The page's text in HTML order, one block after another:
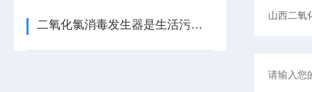
二氧化氯消毒发生器是生活污水处理的理想选择